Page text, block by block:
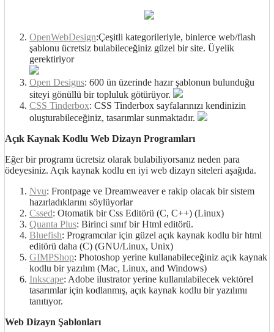
OpenWebDesign:Çeşitli kategorileriyle, binlerce web/flash
şablonu ücretsiz bulabileceğiniz güzel bir site. Üyelik
gerektiriyor
Open Designs: 600 ün üzerinde hazır şablonun bulunduğu
siteyi gönüllü bir topluluk götürüyor.
CSS Tinderbox: CSS Tinderbox sayfalarınızı kendinizin
oluşturabileceğiniz, tasarımlar sunmaktadır.
Açık Kaynak Kodlu Web Dizayn Programları
Eğer bir programı ücretsiz olarak bulabiliyorsanız neden para
ödeyesiniz. Açık kaynak kodlu en iyi web dizayn siteleri aşağıda.
Nvu: Frontpage ve Dreamweaver e rakip olacak bir sistem
hazırladıklarını söylüyorlar
Cssed: Otomatik bir Css Editörü (C, C++) (Linux)
Quanta Plus: Birinci sınıf bir Html editörü.
Bluefish: Programcılar için güzel açık kaynak kodlu bir html
editörü daha (C) (GNU/Linux, Unix)
GIMPShop: Photoshop yerine kullanabileceğiniz açık kaynak
kodlu bir yazılım (Mac, Linux, and Windows)
Inkscape: Adobe ilustrator yerine kullanılabilecek vektörel
tasarımlar için kodlanmış, açık kaynak kodlu bir yazılımı
tanıtıyor.
Web Dizayn Şablonları